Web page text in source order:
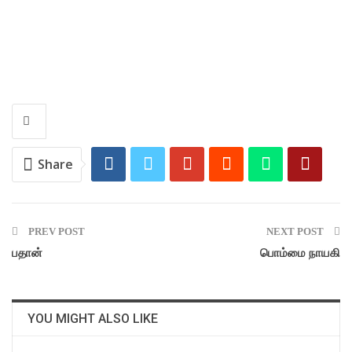
Share
PREV POST
பதான்
NEXT POST
பொம்மை நாயகி
YOU MIGHT ALSO LIKE